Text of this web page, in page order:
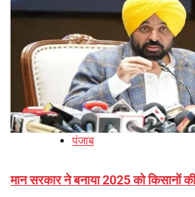
पंजाब
मान सरकार ने बनाया 2025 को किसानों